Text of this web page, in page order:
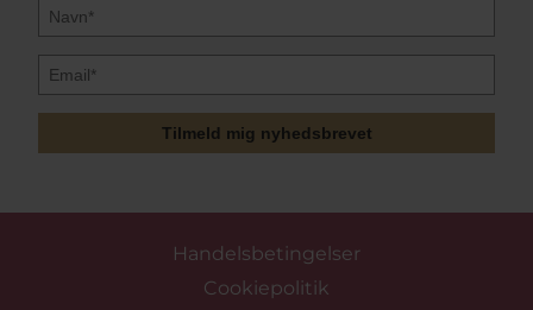
Tilmeld mig nyhedsbrevet
Handelsbetingelser
Cookiepolitik